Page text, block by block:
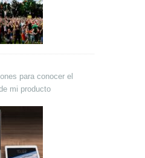
para conocer el
mi producto